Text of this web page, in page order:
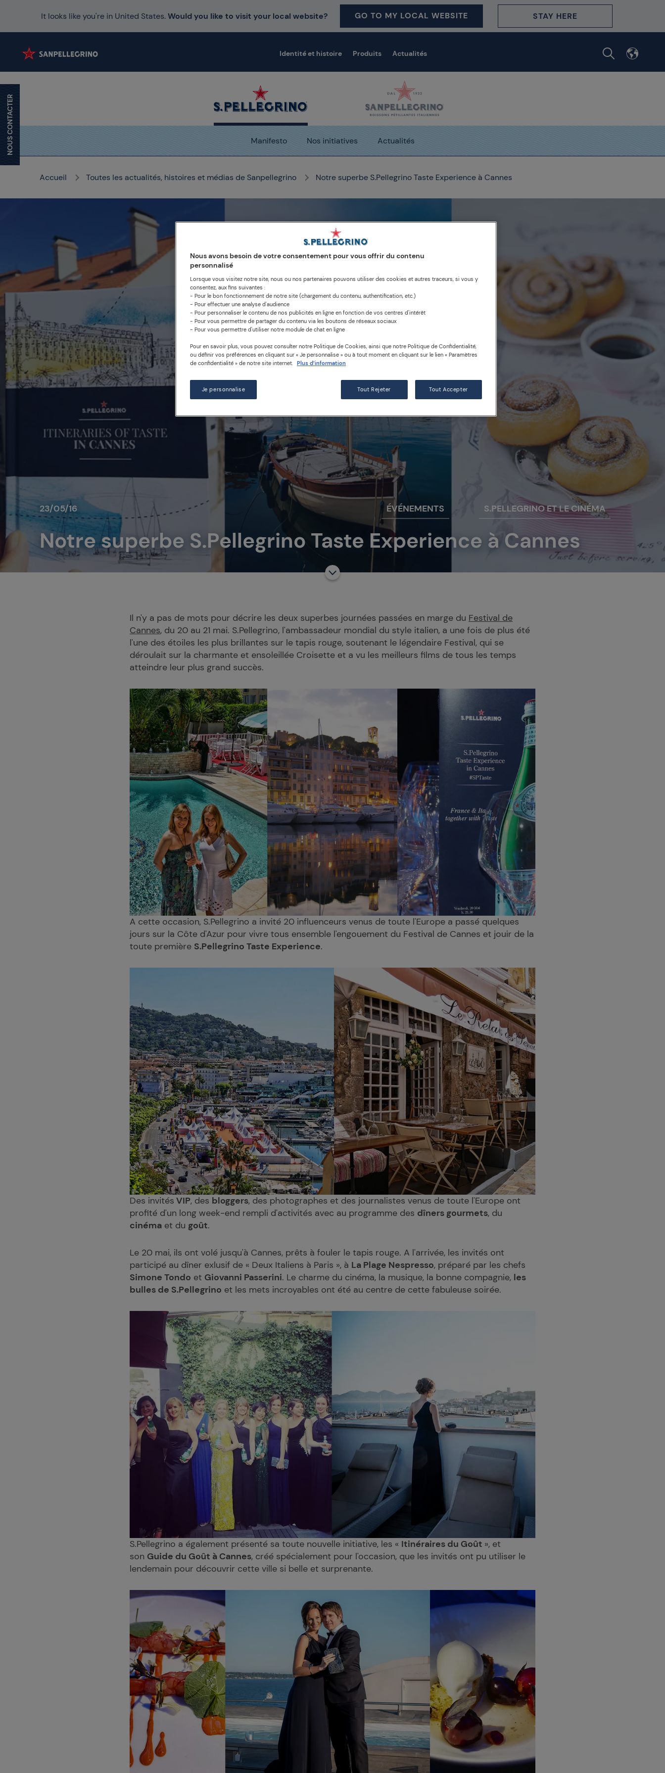
It looks like you're in United States.Would you like to visit your local website? GO TO MY LOCAL WEBSITE STAY HERE
Identité et histoire Produits Actualités
Manifesto Nos initiatives Actualités
Accueil Toutes les actualités, histoires et médias de Sanpellegrino Notre superbe S.Pellegrino Taste Experience à Cannes
23/05/16 ÉVÉNEMENTS S.PELLEGRINO ET LE CINÉMA
Notre superbe S.Pellegrino Taste Experience à Cannes
Il n'y a pas de mots pour décrire les deux superbes journées passées en marge du Festival de
Cannes, du 20 au 21 mai. S.Pellegrino, l'ambassadeur mondial du style italien, a une fois de plus été
l'une des étoiles les plus brillantes sur le tapis rouge, soutenant le légendaire Festival, qui se
déroulait sur la charmante et ensoleillée Croisette et a vu les meilleurs films de tous les temps
atteindre leur plus grand succès.
A cette occasion, S.Pellegrino a invité 20 influenceurs venus de toute l'Europe a passé quelques
jours sur la Côte d'Azur pour vivre tous ensemble l'engouement du Festival de Cannes et jouir de la
toute première S.Pellegrino Taste Experience.
Des invités VIP, des bloggers, des photographes et des journalistes venus de toute l'Europe ont
profité d'un long week-end rempli d'activités avec au programme des dîners gourmets, du
cinéma et du goût.
Le 20 mai, ils ont volé jusqu'à Cannes, prêts à fouler le tapis rouge. A l'arrivée, les invités ont
participé au dîner exlusif de « Deux Italiens à Paris », à La Plage Nespresso, préparé par les chefs
Simone Tondo et Giovanni Passerini. Le charme du cinéma, la musique, la bonne compagnie, les
bulles de S.Pellegrino et les mets incroyables ont été au centre de cette fabuleuse soirée.
S.Pellegrino a également présenté sa toute nouvelle initiative, les « Itinéraires du Goût », et
son Guide du Goût à Cannes, créé spécialement pour l'occasion, que les invités ont pu utiliser le
lendemain pour découvrir cette ville si belle et surprenante.
NOUS CONTACTER
Nous avons besoin de votre consentement pour vous offrir du contenu
personnalisé
Lorsque vous visitez notre site, nous ou nos partenaires pouvons utiliser des cookies et autres traceurs, si vous y
consentez, aux fins suivantes :
- Pour le bon fonctionnement de notre site (chargement du contenu, authentification, etc.)
- Pour effectuer une analyse d'audience
- Pour personnaliser le contenu de nos publicités en ligne en fonction de vos centres d'intérêt
- Pour vous permettre de partager du contenu via les boutons de réseaux sociaux
- Pour vous permettre d'utiliser notre module de chat en ligne
Pour en savoir plus, vous pouvez consulter notre Politique de Cookies, ainsi que notre Politique de Confidentialité,
ou définir vos préférences en cliquant sur « Je personnalise » ou à tout moment en cliquant sur le lien « Paramètres
de confidentialité » de notre site internet. Plus d’information
Tout Rejeter Tout Accepter
Je personnalise